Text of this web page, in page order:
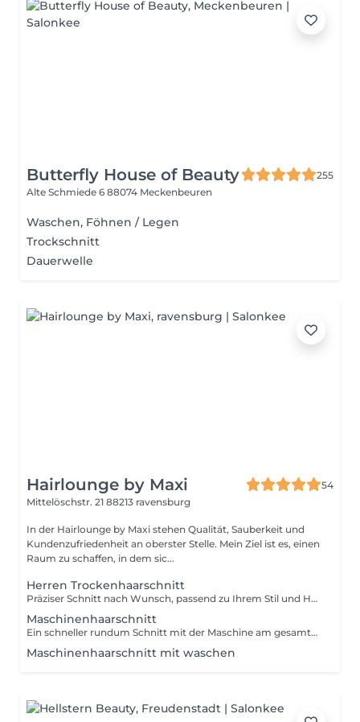
Butterfly House of Beauty
255
Alte Schmiede 6 88074 Meckenbeuren
Waschen, Föhnen / Legen
Trockschnitt
Dauerwelle
Hairlounge by Maxi
54
Mittelöschstr. 21 88213 ravensburg
In der Hairlounge by Maxi stehen Qualität, Sauberkeit und
Kundenzufriedenheit an oberster Stelle. Mein Ziel ist es, einen
Raum zu schaffen, in dem sic...
Herren Trockenhaarschnitt
Präziser Schnitt nach Wunsch, passend zu Ihrem Stil und Haartyp. Für einen frischen, gepflegten Look.
Maschinenhaarschnitt
Ein schneller rundum Schnitt mit der Maschine am gesamtem Kopf. Für einen unkomplizierten, frischen Style.
Maschinenhaarschnitt mit waschen